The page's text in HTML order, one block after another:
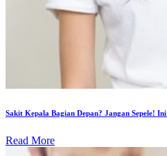
Sakit Kepala Bagian Depan? Jangan Sepele!
Read More